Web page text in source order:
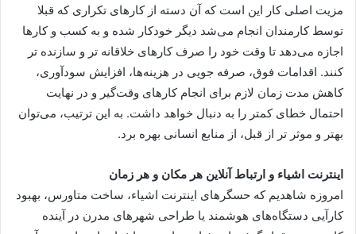
مزیت اصلی کار این است که آن دسته از کار‌های تکراری که قبلا
توسط کارمندان انجام می‌شد دیگر خودکار شده و به کسب و کار‌ها
اجازه می‌دهد تا وقت خود را صرف کار‌های خلاقانه تر و سازنده تر
کنند. اقدامات فوق، صرفه جویی در هزینه‌ها، افزایش سودآوری،
کاهش مدت زمان لازم برای انجام کار‌های وقت‌گیر و در نهایت
احتمال خطای کمتر را به دنبال خواهد داشت. به این ترتیب، می‌توان
بهتر و موثر تر از قبل، از منابع انسانی بهره برد.
اینترنت اشیاء و ارتباط آنلاین هر مکان و هر زمان
امروزه شاهدیم که حسگر‌های اینترنت اشیاء، ساخت متاورس، بهبود
کارآیی دستگاه‌های هوشمند یا طراحی شهر‌های مدرن در آینده